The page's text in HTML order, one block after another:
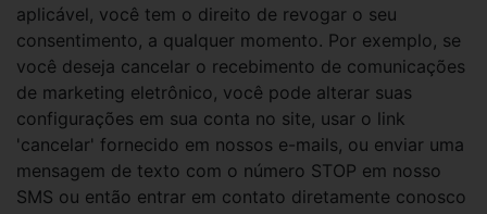
aplicável, você tem o direito de revogar o seu
consentimento, a qualquer momento. Por exemplo, se
você deseja cancelar o recebimento de comunicações
de marketing eletrônico, você pode alterar suas
configurações em sua conta no site, usar o link
'cancelar' fornecido em nossos e-mails, ou enviar uma
mensagem de texto com o número STOP em nosso
SMS ou então entrar em contato diretamente conosco